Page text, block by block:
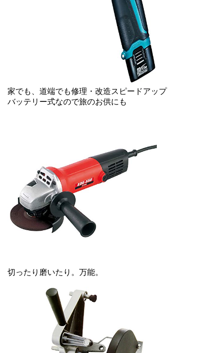
家でも、道端でも修理・改造スピードアップ
バッテリー式なので旅のお供にも
切ったり磨いたり。万能。